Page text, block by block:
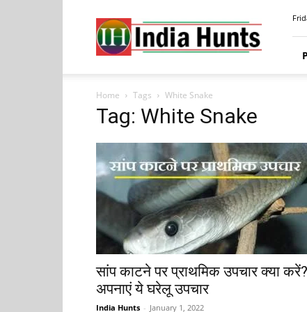
Hunts
Home Tags White Snake
Tag: White Snake
सांप काटने पर प्राथमिक उपचार क्या करें?
अपनाएं ये घरेलू उपचार
India Hunts - January 1, 2022